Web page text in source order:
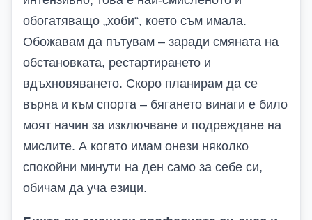
обогатяващо „хоби“, което съм имала.
Обожавам да пътувам – заради смяната на
обстановката, рестартирането и
вдъхновяването. Скоро планирам да се
върна и към спорта – бягането винаги е било
моят начин за изключване и подреждане на
мислите. А когато имам онези няколко
спокойни минути на ден само за себе си,
обичам да уча езици.